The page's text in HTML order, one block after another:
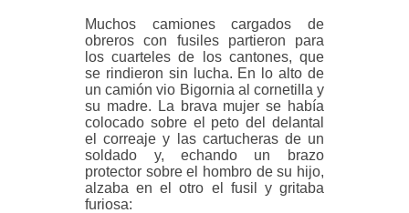
Muchos camiones cargados de
obreros con fusiles partieron para
los cuarteles de los cantones, que
se rindieron sin lucha. En lo alto de
un camión vio Bigornia al cornetilla y
su madre. La brava mujer se había
colocado sobre el peto del delantal
el correaje y las cartucheras de un
soldado y, echando un brazo
protector sobre el hombro de su hijo,
alzaba en el otro el fusil y gritaba
furiosa: